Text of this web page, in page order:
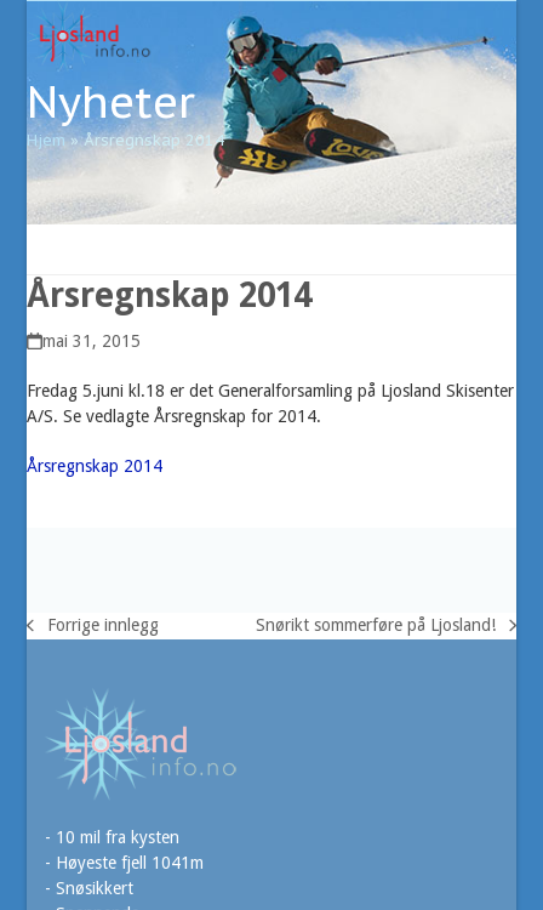
content
Open
mobile
menu
Close
mobile
menu
Nyheter
Hjem»Årsregnskap 2014
Årsregnskap 2014
mai 31, 2015
Fredag 5.juni kl.18 er det Generalforsamling på Ljosland Skisenter
A/S. Se vedlagte Årsregnskap for 2014.
Årsregnskap 2014
previous
Forrige innlegg
next
Snørikt sommerføre på Ljosland!
- 10 mil fra kysten
- Høyeste fjell 1041m
- Snøsikkert